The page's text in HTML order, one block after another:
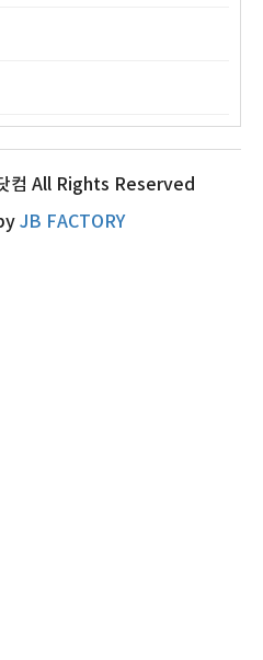
컴 All Rights Reserved
JB FACTORY